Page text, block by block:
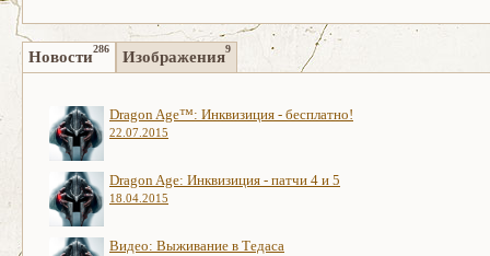
Новости286 Изображения9
Dragon Age™: Инквизиция - бесплатно!
22.07.2015
Dragon Age: Инквизиция - патчи 4 и 5
18.04.2015
Видео: Выживание в Тедаса